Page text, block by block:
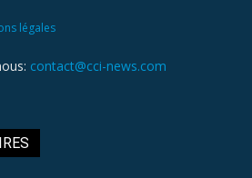
légales
contact@cci-news.com